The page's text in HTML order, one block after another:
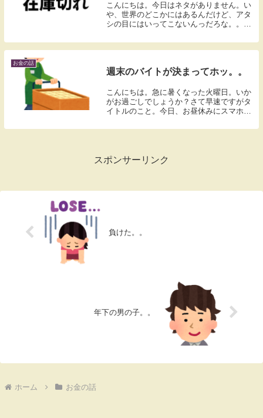
こんにちは。今日はネタがありません。い
や、世界のどこかにはあるんだけど、アタ
シの目にはいってこないんっだろな。。引
TikTokLiteでポイント獲得。TikTok本家の
方はフォロワー数が480人。道半ばです...
お金の話
週末のバイトが決まってホッ。。
こんにちは。急に暑くなった火曜日。いか
がお過ごしでしょうか？さて早速ですがタ
イトルのこと。今日、お昼休みにスマホの
今度の日曜日、つまり25日の求人が。
スポンサーリンク
負けた。。
年下の男の子。。
ホーム お金の話